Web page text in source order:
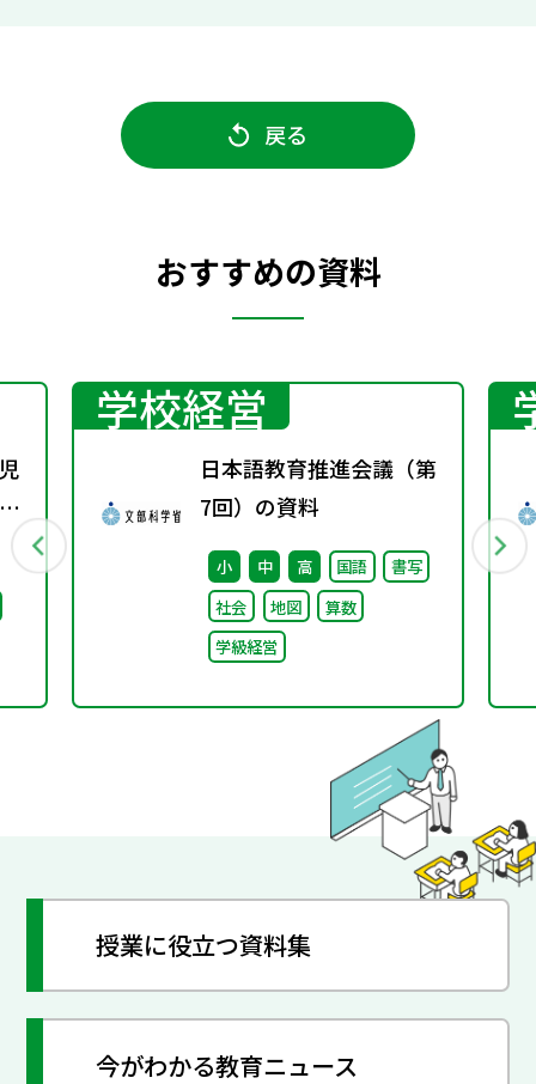
戻る
おすすめの資料
学校経営
日本語教育推進会議（第
7回）の資料
小 中 高 国語
書写
社会
地図
算数
学級経営
授業に役立つ資料集
今がわかる教育ニュース